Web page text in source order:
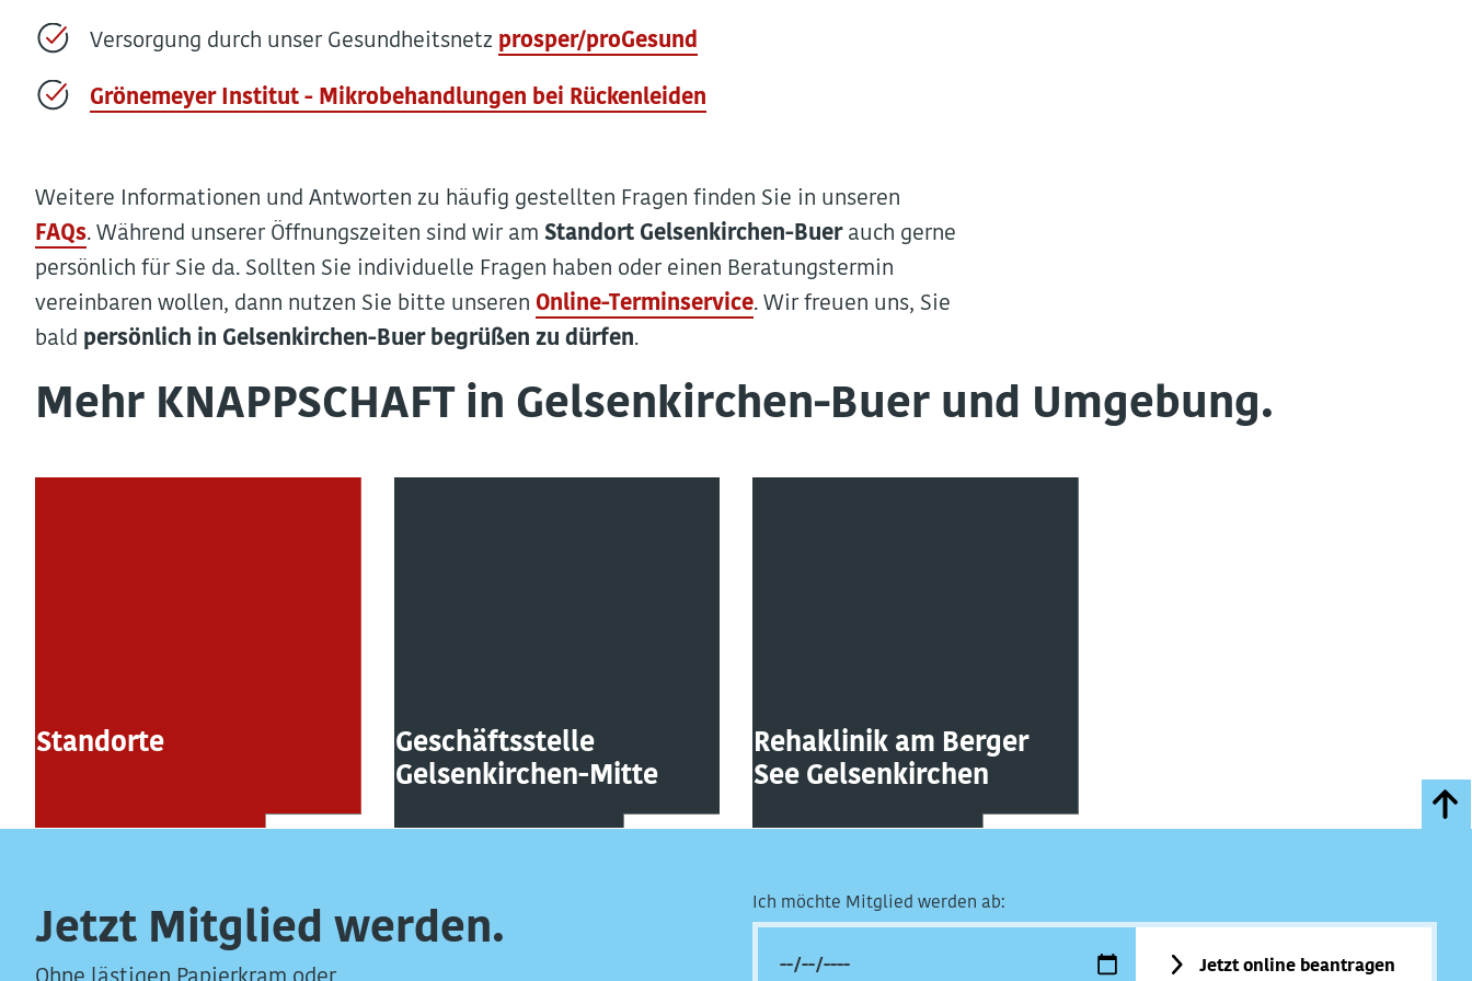
Versorgung durch unser Gesundheitsnetz prosper/proGesund
Grönemeyer Institut - Mikrobehandlungen bei Rückenleiden
Weitere Informationen und Antworten zu häufig gestellten Fragen finden Sie in unseren
FAQs. Während unserer Öffnungszeiten sind wir am Standort Gelsenkirchen-Buerauch gerne
persönlich für Sie da. Sollten Sie individuelle Fragen haben oder einen Beratungstermin
vereinbaren wollen, dann nutzen Sie bitte unseren Online-Terminservice. Wir freuen uns, Sie
bald persönlich in Gelsenkirchen-Buer begrüßen zu dürfen.
Mehr KNAPPSCHAFT in Gelsenkirchen-Buer und Umgebung.
Standorte
Geschäftsstelle
Gelsenkirchen-Mitte
Rehaklinik am Berger
See Gelsenkirchen
Jetzt Mitglied werden.
Ich möchte Mitglied werden ab:
Jetzt online beantragen